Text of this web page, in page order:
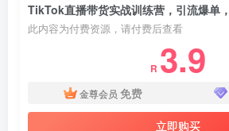
此内容为付费资源，请付费后查看
R 3.9
金尊会员 免费
立即购买